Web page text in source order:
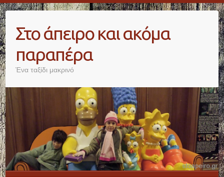
Skip
to
contentΣτο άπειρο και ακόμα
παραπέρα
Ένα ταξίδι μακρινό